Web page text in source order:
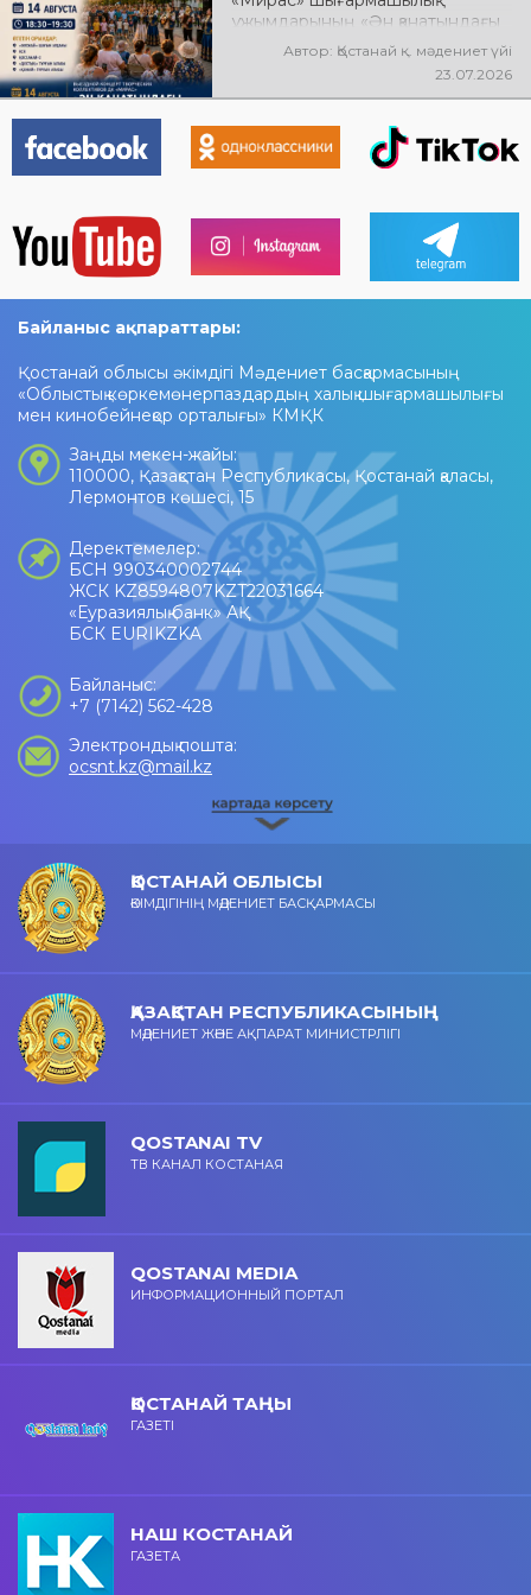
ұжымдарының «Ән қанатындағы
Қостанай» көшпелі концерті
өтеді! Баршаңызды мерекелік
Автор: Қостанай қ. мәдениет үйі
23.07.2026
Байланыс ақпараттары:
Қостанай облысы әкімдігі Мәдениет басқармасының
«Облыстық көркемөнерпаздардың халық шығармашылығы
мен кинобейнеқор орталығы» КМҚК
Заңды мекен-жайы:
110000, Қазақстан Республикасы, Қостанай қаласы,
Лермонтов көшесі, 15
Деректемелер:
БСН 990340002744
ЖСК KZ8594807KZT22031664
«Еуразиялық банк» АҚ
БСК EURIKZKA
Байланыс:
+7 (7142) 562-428
Электрондық пошта:
ocsnt.kz@mail.kz
ҚОСТАНАЙ ОБЛЫСЫ
ӘКІМДІГІНІҢ МӘДЕНИЕТ БАСҚАРМАСЫ
ҚАЗАҚСТАН РЕСПУБЛИКАСЫНЫҢ
МӘДЕНИЕТ ЖӘНЕ АҚПАРАТ МИНИСТРЛІГІ
QOSTANAI TV
ТВ КАНАЛ КОСТАНАЯ
QOSTANAI MEDIA
ИНФОРМАЦИОННЫЙ ПОРТАЛ
ҚОСТАНАЙ ТАҢЫ
ГАЗЕТІ
НАШ КОСТАНАЙ
ГАЗЕТА